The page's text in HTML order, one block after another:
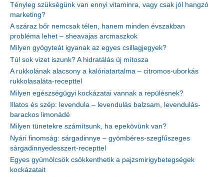
Tényleg szükségünk van ennyi vitaminra, vagy csak jól hangzó
marketing?
A száraz bőr nemcsak télen, hanem minden évszakban
probléma lehet – sheavajas arcmaszkok
Milyen gyógyteát igyanak az egyes csillagjegyek?
Túl sok vizet iszunk? A hidratálás új mítosza
A rukkolának alacsony a kalóriatartalma – citromos-uborkás
rukkolasaláta-recepttel
Milyen egészségügyi kockázatai vannak a repülésnek?
Illatos és szép: levendula – levendulás balzsam, levendulás-
barackos limonádé
Milyen tünetekre számítsunk, ha epekövünk van?
Nyári finomság: sárgadinnye – gyömbéres-szegfűszeges
sárgadinnyedesszert-recepttel
Egyes gyümölcsök csökkenthetik a pajzsmirigybetegségek
kockázatait